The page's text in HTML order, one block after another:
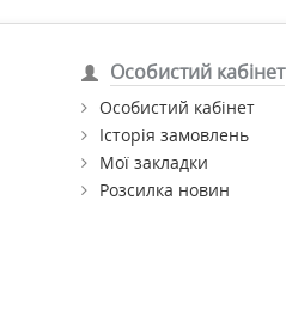
Особистий кабінет
Особистий кабінет
Історія замовлень
Мої закладки
Розсилка новин